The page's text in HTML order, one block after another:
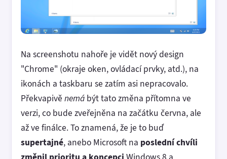
Na screenshotu nahoře je vidět nový design
"Chrome" (okraje oken, ovládací prvky, atd.), na
ikonách a taskbaru se zatím asi nepracovalo.
Překvapivě nemá být tato změna přítomna ve
verzi, co bude zveřejněna na začátku června, ale
až ve finálce. To znamená, že je to buď
supertajné, anebo Microsoft na poslední chvíli